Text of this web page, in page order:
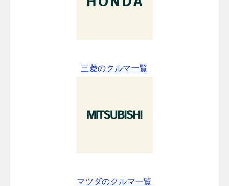
三菱のクルマ一覧
マツダのクルマ一覧